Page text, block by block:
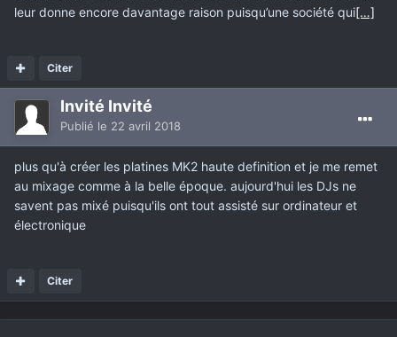
leur donne encore davantage raison puisqu’une société qui[…]
Citer
Invité Invité
Publié le 22 avril 2018
plus qu'à créer les platines MK2 haute definition et je me remet
au mixage comme à la belle époque. aujourd'hui les DJs ne
savent pas mixé puisqu'ils ont tout assisté sur ordinateur et
électronique
Citer